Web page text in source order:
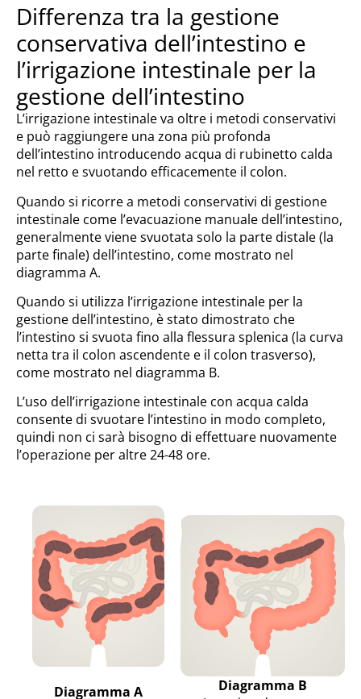
Differenza tra la gestione
conservativa dell’intestino e
l’irrigazione intestinale per la
gestione dell’intestino
L’irrigazione intestinale va oltre i metodi conservativi
e può raggiungere una zona più profonda
dell’intestino introducendo acqua di rubinetto calda
nel retto e svuotando efficacemente il colon.
Quando si ricorre a metodi conservativi di gestione
intestinale come l’evacuazione manuale dell’intestino,
generalmente viene svuotata solo la parte distale (la
parte finale) dell’intestino, come mostrato nel
diagramma A.
Quando si utilizza l’irrigazione intestinale per la
gestione dell’intestino, è stato dimostrato che
l’intestino si svuota fino alla flessura splenica (la curva
netta tra il colon ascendente e il colon trasverso),
come mostrato nel diagramma B.
L’uso dell’irrigazione intestinale con acqua calda
consente di svuotare l’intestino in modo completo,
quindi non ci sarà bisogno di effettuare nuovamente
l’operazione per altre 24-48 ore.
Diagramma A
Diagramma B